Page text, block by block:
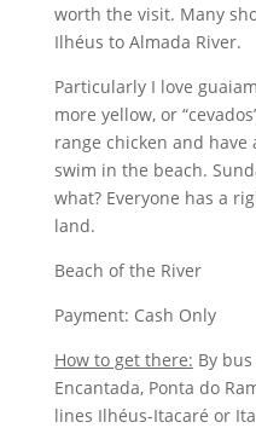
worth the visit. Many
Ilhéus to Almada River.
Particularly I love
more yellow, or
range chicken and have
swim in the beach.
what? Everyone has a
land.
Beach of the River
Payment: Cash Only
How to get there: By
Encantada, Ponta do
lines Ilhéus-Itacaré or